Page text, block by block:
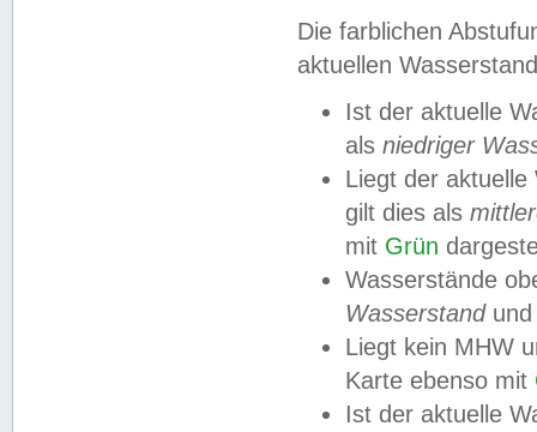
Die farblichen
aktuellen
Ist der aktuelle
als niedriger
Liegt der
gilt dies als
mit Grün
Wasserstände
Wasserstandund
Liegt kein MHW
Karte ebenso mit
Ist der aktuelle